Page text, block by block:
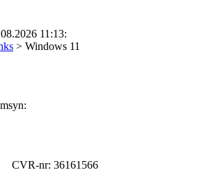
11:13:
> Windows 11
CVR-nr: 36161566